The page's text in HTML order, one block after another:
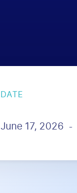
DATE
June 17, 2026 -